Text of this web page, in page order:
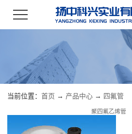
当前位置： 首页 → 产品中心 → 四氟管
聚四氟乙烯管